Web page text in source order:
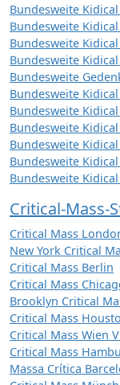
Bundesweite
Bundesweite
Bundesweite
Bundesweite
Bundesweite
Bundesweite
Bundesweite
Bundesweite
Bundesweite
Bundesweite
Bundesweite
Critical-Mass-
Critical Mass
New York Critical
Critical Mass Berlin
Critical Mass
Brooklyn Critical
Critical Mass
Critical Mass Wien
Critical Mass
Massa Crítica